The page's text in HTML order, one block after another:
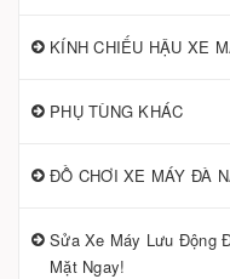
KÍNH CHIẾU HẬU XE
PHỤ TÙNG KHÁC
ĐỒ CHƠI XE MÁY ĐÀ
Sửa Xe Máy Lưu Động
Mặt Ngay!